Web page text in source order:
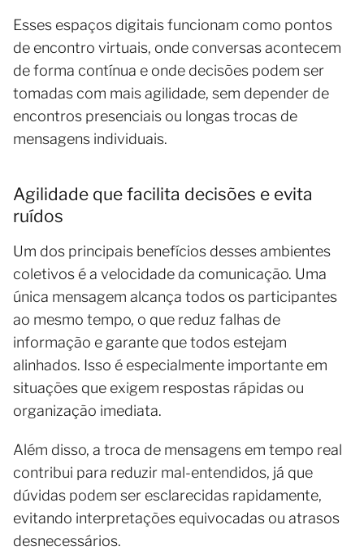
Esses espaços digitais funcionam como pontos
de encontro virtuais, onde conversas acontecem
de forma contínua e onde decisões podem ser
tomadas com mais agilidade, sem depender de
encontros presenciais ou longas trocas de
mensagens individuais.
Agilidade que facilita decisões e evita
ruídos
Um dos principais benefícios desses ambientes
coletivos é a velocidade da comunicação. Uma
única mensagem alcança todos os participantes
ao mesmo tempo, o que reduz falhas de
informação e garante que todos estejam
alinhados. Isso é especialmente importante em
situações que exigem respostas rápidas ou
organização imediata.
Além disso, a troca de mensagens em tempo real
contribui para reduzir mal-entendidos, já que
dúvidas podem ser esclarecidas rapidamente,
evitando interpretações equivocadas ou atrasos
desnecessários.